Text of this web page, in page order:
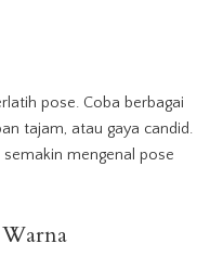
pose. Coba berbagai
tajam, atau gaya candid.
mengenal pose